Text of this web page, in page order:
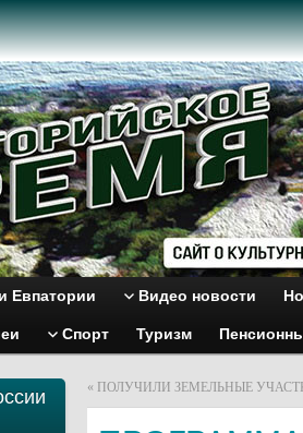
Евпатории Видео новости
Спорт Туризм
« ПОЛУЧИЛИ ЗЕМЕЛЬНЫЕ